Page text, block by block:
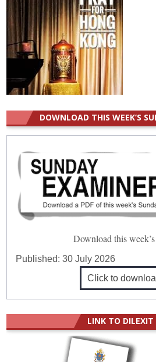
DOWNLOAD THIS WEEK’S
Download this
Published:30 July 2026
Click to
LINK TO DILEXIT